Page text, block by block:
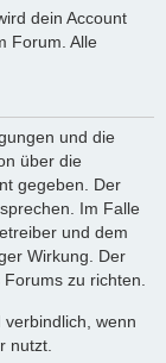
dein Account
Forum. Alle
und die
über die
gegeben. Der
Im Falle
und dem
Wirkung. Der
zu richten.
wenn
nutzt.